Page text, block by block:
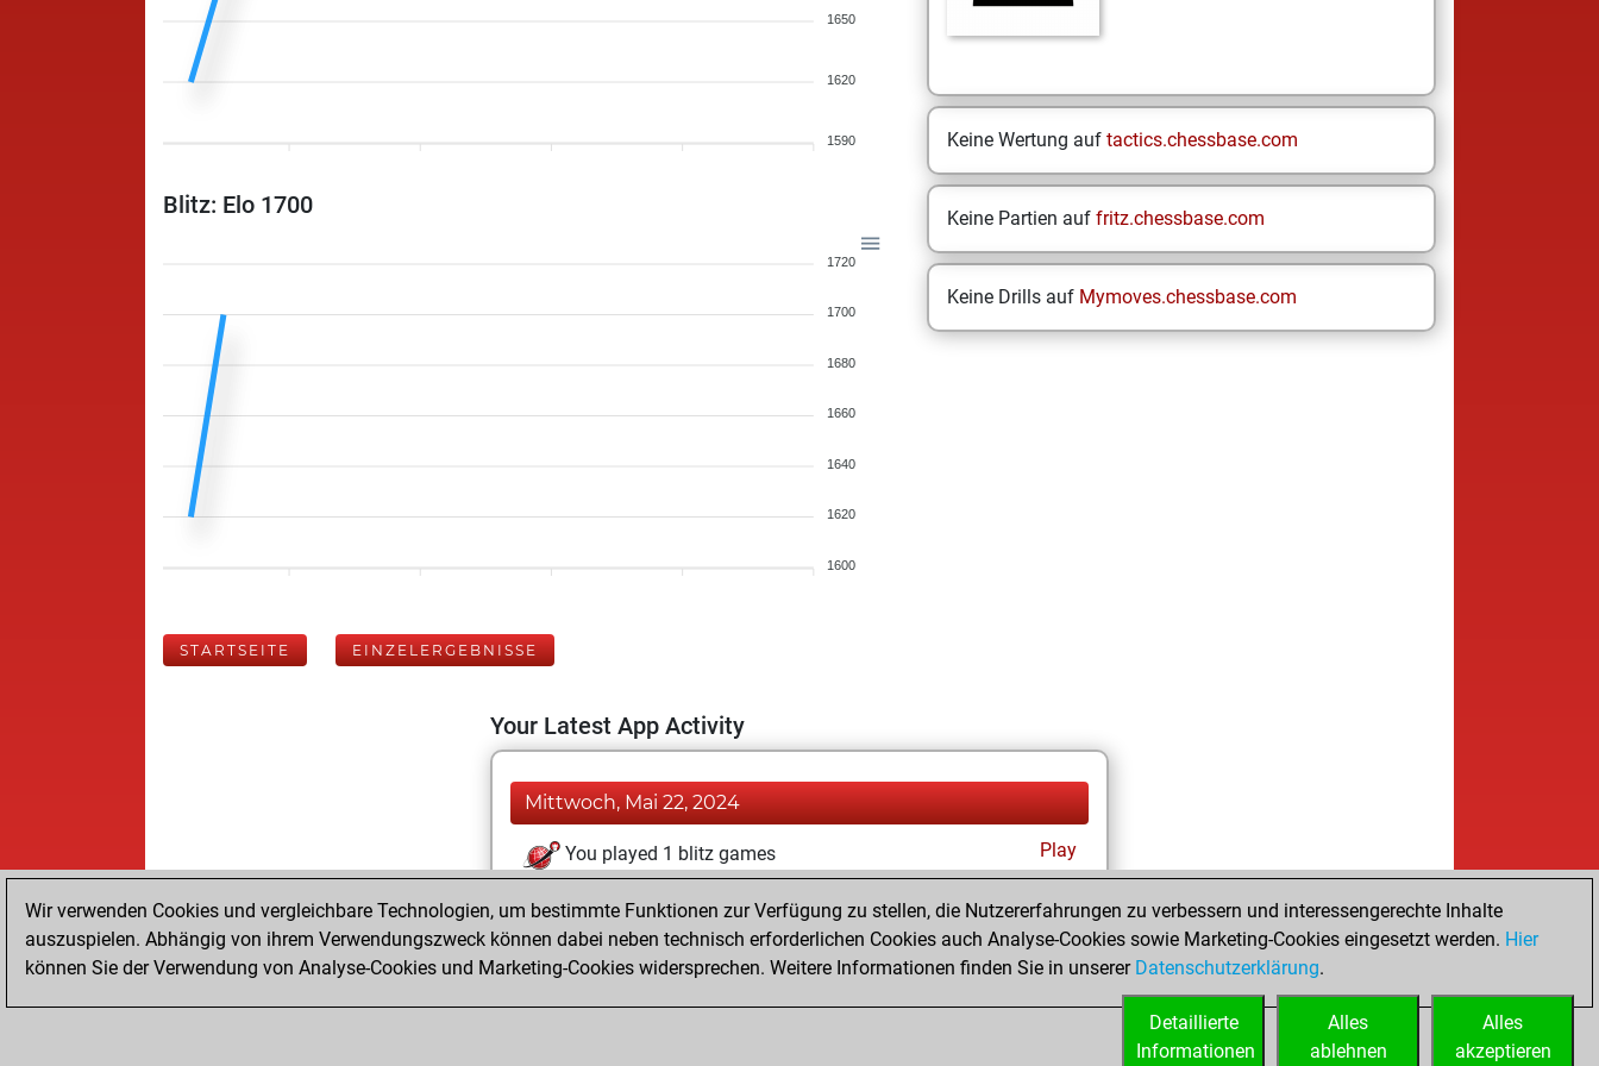
1650
1620
1590
Blitz: Elo 1700
1720
1700
1680
1660
1640
1620
1600
Keine Wertung auf tactics.chessbase.com
Keine Partien auf fritz.chessbase.com
Keine Drills auf Mymoves.chessbase.com
STARTSEITE EINZELERGEBNISSE
Your Latest App Activity
Mittwoch, Mai 22, 2024
You played 1 blitz games
Play
You played 2 bullet games
You scored +2 =0 -0 in bullet
Wir verwenden Cookies und vergleichbare Technologien, um bestimmte Funktionen zur Verfügung zu stellen, die Nutzererfahrungen zu verbessern und interessengerechte Inhalte
auszuspielen. Abhängig von ihrem Verwendungszweck können dabei neben technisch erforderlichen Cookies auch Analyse-Cookies sowie Marketing-Cookies eingesetzt werden. Hier
können Sie der Verwendung von Analyse-Cookies und Marketing-Cookies widersprechen. Weitere Informationen finden Sie in unserer Datenschutzerklärung.
Alles
akzeptieren
Alles
ablehnen
Detaillierte
Informationen